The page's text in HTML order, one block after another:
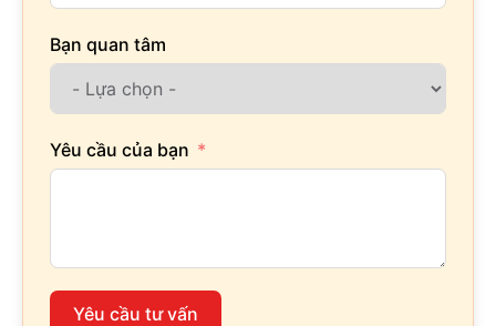
Bạn quan tâm
Yêu cầu của bạn
Yêu cầu tư vấn